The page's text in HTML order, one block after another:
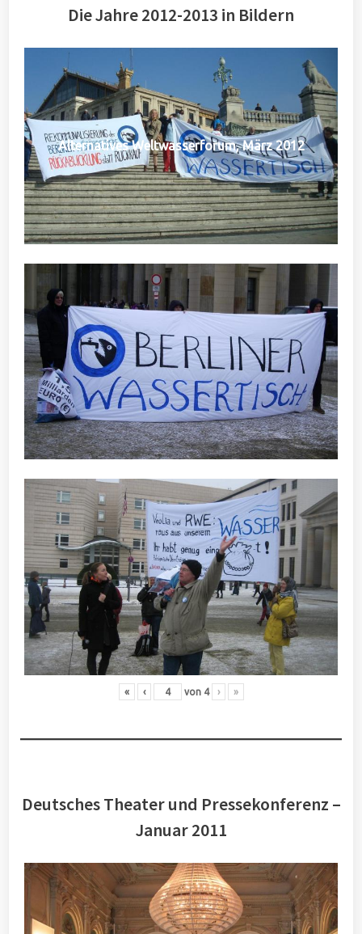
Die Jahre 2012-2013 in Bildern
Alternatives Weltwasserforum, März 2012
« ‹ von 4 › »
Deutsches Theater und Pressekonferenz –
Januar 2011